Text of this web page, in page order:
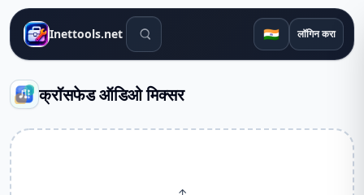
Inettools.net शोध साधने 🇮🇳 लॉगिन करा
क्रॉसफेड ऑडिओ मिक्सर